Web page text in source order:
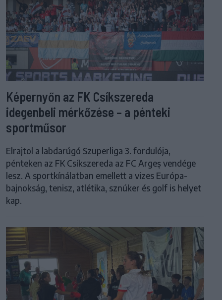
Képernyőn az FK Csíkszereda
idegenbeli mérkőzése – a pénteki
sportműsor
Elrajtol a labdarúgó Szuperliga 3. fordulója,
pénteken az FK Csíkszereda az FC Argeș vendége
lesz. A sportkínálatban emellett a vizes Európa-
bajnokság, tenisz, atlétika, sznúker és golf is helyet
kap.